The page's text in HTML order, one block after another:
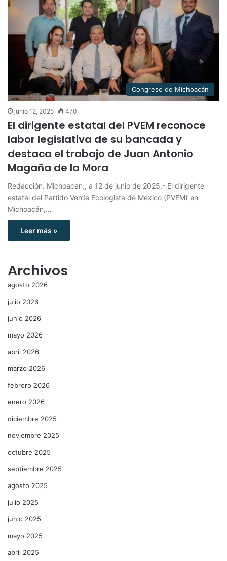
Congreso de Michoacán
junio 12, 2025 470
El dirigente estatal del PVEM reconoce
labor legislativa de su bancada y
destaca el trabajo de Juan Antonio
Magaña de la Mora
Redacción. Michoacán., a 12 de junio de 2025.- El dirigente
estatal del Partido Verde Ecologista de México (PVEM) en
Michoacán,…
Leer más »
Archivos
agosto 2026
julio 2026
junio 2026
mayo 2026
abril 2026
marzo 2026
febrero 2026
enero 2026
diciembre 2025
noviembre 2025
octubre 2025
septiembre 2025
agosto 2025
julio 2025
junio 2025
mayo 2025
abril 2025